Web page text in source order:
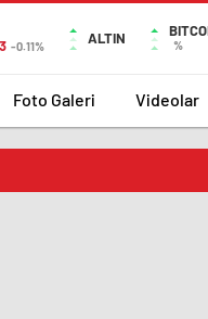
-0.11% ALTIN %
Foto Galeri Videolar